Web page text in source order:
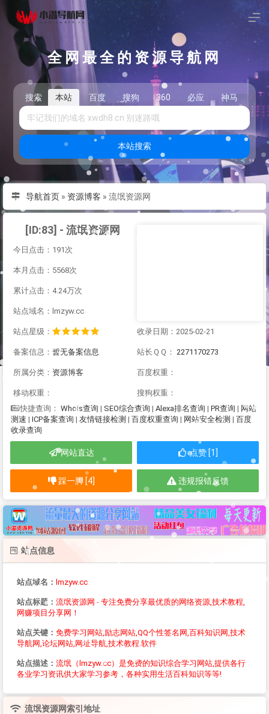
全网最全的资源导航网
搜索 本站 百度 搜狗 360 必应 神马 头
本站搜索
导航首页» 资源博客 » 流氓资源网
[ID:83] - 流氓资源网
今日点击：191次
本月点击：5568次
累计点击：4.24万次
站点域名：lmzyw.cc
站点星级： 收录日期：2025-02-21
备案信息： 暂无备案信息 站长ＱＱ： 2271170273
所属分类： 资源博客 百度权重：
移动权重： 搜狗权重：
快捷查询： Whois查询 | SEO综合查询 | Alexa排名查询 | PR查询 | 网站
测速 | ICP备案查询 | 友情链接检测 | 百度权重查询 | 网站安全检测 | 百度
收录查询
网站直达 点赞 [1]
踩一脚 [4] 违规报错反馈
站点信息
站点域名： lmzyw.cc
站点标题： 流氓资源网 - 专注免费分享最优质的网络资源,技术教程,
网赚项目分享网！
站点关键： 免费学习网站,励志网站,QQ个性签名网,百科知识网,技术
导航网,论坛网站,网址导航,技术教程.软件
站点描述： 流氓（lmzyw.cc）是免费的知识综合学习网站,提供各行
各业学习资讯供大家学习参考，各种实用生活百科知识等等!
流氓资源网索引地址